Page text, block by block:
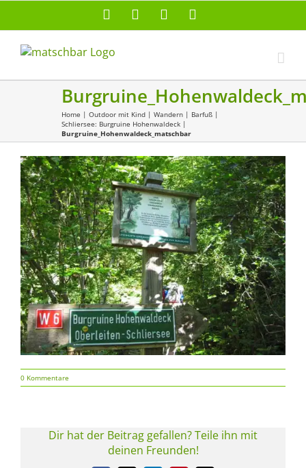
Facebook Instagram
Home | Outdoor mit Kind | Wandern | Barfuß |
Schliersee: Burgruine Hohenwaldeck |
Burgruine_Hohenwaldeck_matschbar
0 Kommentare
Dir hat der Beitrag gefallen? Teile ihn mit
deinen Freunden!